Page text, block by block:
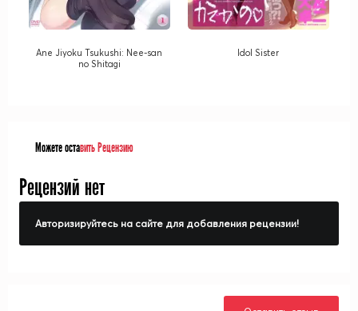
Ane Jiyoku Tsukushi: Nee-san
no Shitagi
Idol Sister
Можете оставить Рецензию
Рецензий нет
Авторизируйтесь на сайте для добавления рецензии!